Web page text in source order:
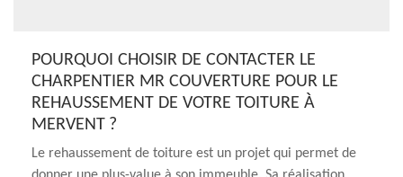
POURQUOI CHOISIR DE CONTACTER LE
CHARPENTIER MR COUVERTURE POUR LE
REHAUSSEMENT DE VOTRE TOITURE À
MERVENT ?
Le rehaussement de toiture est un projet qui permet de